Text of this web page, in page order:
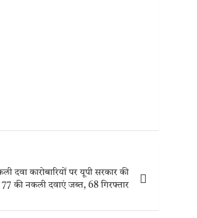
दवा कारोबारियों पर यूपी सरकार की
77 की नकली दवाएं जब्त, 68 गिरफ्तार